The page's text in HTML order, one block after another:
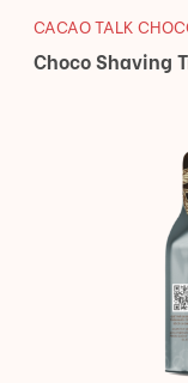
CACAO TALK
Choco Shaving